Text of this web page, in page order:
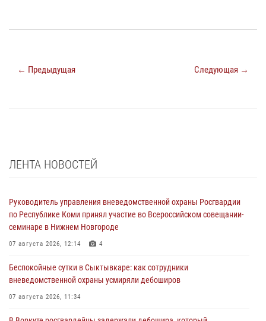
← Предыдущая Следующая →
ЛЕНТА НОВОСТЕЙ
Руководитель управления вневедомственной охраны Росгвардии
по Республике Коми принял участие во Всероссийском совещании-
семинаре в Нижнем Новгороде
07 августа 2026, 12:14 4
Беспокойные сутки в Сыктывкаре: как сотрудники
вневедомственной охраны усмиряли дебоширов
07 августа 2026, 11:34